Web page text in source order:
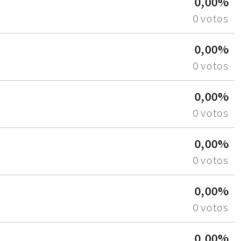
0 votos
0,00%
0 votos
0,00%
0 votos
0,00%
0 votos
0,00%
0 votos
0,00%